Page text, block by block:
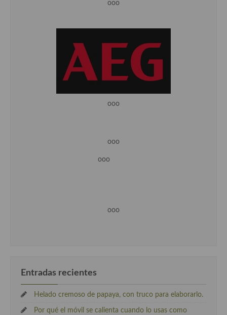
ooo
ooo
ooo
ooo
ooo
Entradas recientes
Helado cremoso de papaya, con truco para elaborarlo.
Por qué el móvil se calienta cuando lo usas como